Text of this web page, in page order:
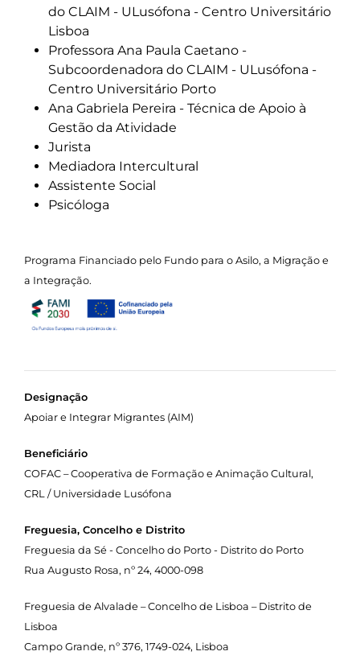
do CLAIM - ULusófona - Centro Universitário
Lisboa
Professora Ana Paula Caetano -
Subcoordenadora do CLAIM - ULusófona -
Centro Universitário Porto
Ana Gabriela Pereira - Técnica de Apoio à
Gestão da Atividade
Jurista
Mediadora Intercultural
Assistente Social
Psicóloga
Programa Financiado pelo Fundo para o Asilo, a Migração e
a Integração.
Designação
Apoiar e Integrar Migrantes (AIM)
Beneficiário
COFAC – Cooperativa de Formação e Animação Cultural,
CRL / Universidade Lusófona
Freguesia, Concelho e Distrito
Freguesia da Sé - Concelho do Porto - Distrito do Porto
Rua Augusto Rosa, nº 24, 4000-098
Freguesia de Alvalade – Concelho de Lisboa – Distrito de
Lisboa
Campo Grande, nº 376, 1749-024, Lisboa